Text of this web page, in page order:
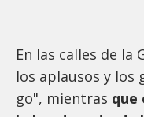
En las calles de la
los aplausos y los
go", mientras que